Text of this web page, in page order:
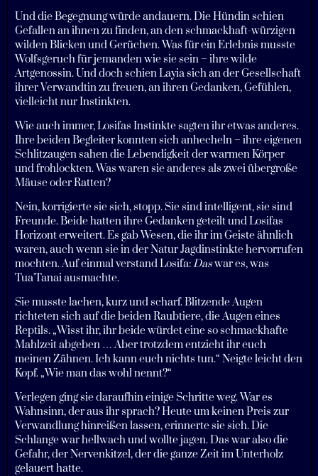
Und die Begegnung würde andauern. Die Hündin schien
Gefallen an ihnen zu finden, an den schmackhaft-würzigen
wilden Blicken und Gerüchen. Was für ein Erlebnis musste
Wolfsgeruch für jemanden wie sie sein – ihre wilde
Artgenossin. Und doch schien Layia sich an der Gesellschaft
ihrer Verwandtin zu freuen, an ihren Gedanken, Gefühlen,
vielleicht nur Instinkten.
Wie auch immer, Losifas Instinkte sagten ihr etwas anderes.
Ihre beiden Begleiter konnten sich anhecheln – ihre eigenen
Schlitzaugen sahen die Lebendigkeit der warmen Körper
und frohlockten. Was waren sie anderes als zwei übergroße
Mäuse oder Ratten?
Nein, korrigierte sie sich, stopp. Sie sind intelligent, sie sind
Freunde. Beide hatten ihre Gedanken geteilt und Losifas
Horizont erweitert. Es gab Wesen, die ihr im Geiste ähnlich
waren, auch wenn sie in der Natur Jagdinstinkte hervorrufen
mochten. Auf einmal verstand Losifa:Daswar es, was
Tua'Tanai ausmachte.
Sie musste lachen, kurz und scharf. Blitzende Augen
richteten sich auf die beiden Raubtiere, die Augen eines
Reptils. „Wisst ihr, ihr beide würdet eine so schmackhafte
Mahlzeit abgeben … Aber trotzdem entzieht ihr euch
meinen Zähnen. Ich kann euch nichts tun.“ Neigte leicht den
Kopf. „Wie man das wohl nennt?“
Verlegen ging sie daraufhin einige Schritte weg. War es
Wahnsinn, der aus ihr sprach? Heute um keinen Preis zur
Verwandlung hinreißen lassen, erinnerte sie sich. Die
Schlange war hellwach und wollte jagen. Das war also die
Gefahr, der Nervenkitzel, der die ganze Zeit im Unterholz
gelauert hatte.